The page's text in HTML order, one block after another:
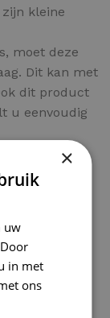
kleine
moet deze
Dit kan met
dit product
u eenvoudig
egaline
×
uw
in met
ons